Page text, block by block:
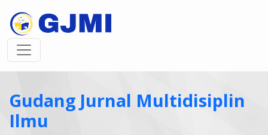
Gudang Jurnal Multidisiplin
Ilmu